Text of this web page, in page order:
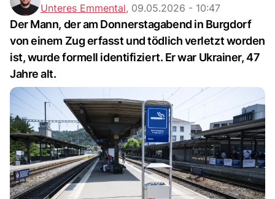
Unteres Emmental, 09.05.2026 - 10:47
Der Mann, der am Donnerstagabend in Burgdorf
von einem Zug erfasst und tödlich verletzt worden
ist, wurde formell identifiziert. Er war Ukrainer, 47
Jahre alt.